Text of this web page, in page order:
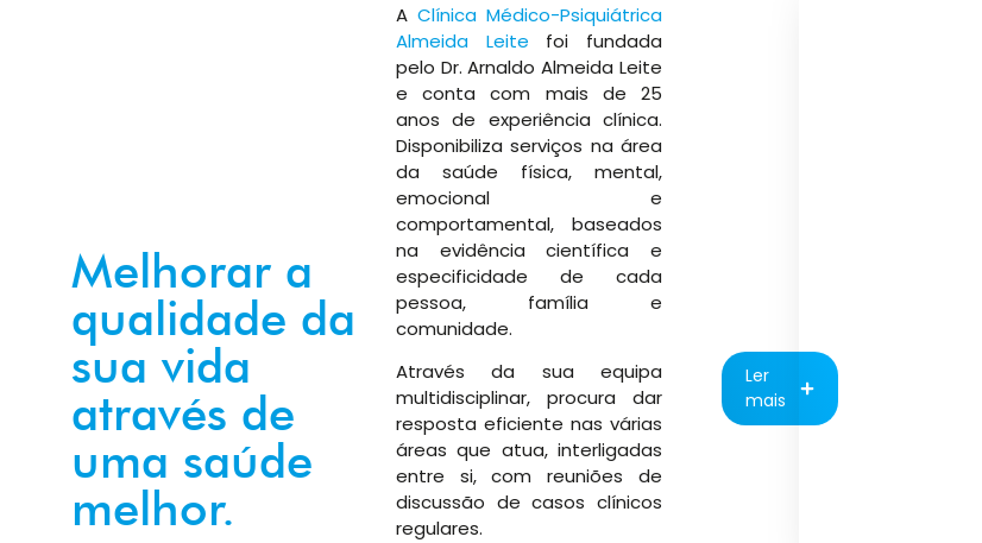
Melhorar a
qualidade da
sua vida
através de
uma saúde
melhor.
A Clínica Médico-Psiquiátrica
Almeida Leite foi fundada
pelo Dr. Arnaldo Almeida Leite
e conta com mais de 25
anos de experiência clínica.
Disponibiliza serviços na área
da saúde física, mental,
emocional e
comportamental, baseados
na evidência científica e
especificidade de cada
pessoa, família e
comunidade.
Através da sua equipa
multidisciplinar, procura dar
resposta eficiente nas várias
áreas que atua, interligadas
entre si, com reuniões de
discussão de casos clínicos
regulares.
Ler
mais